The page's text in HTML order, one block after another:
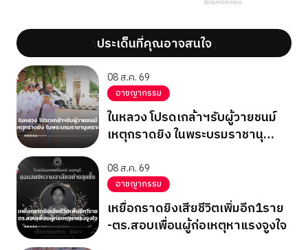
';ประเด็นที่คุณอาจสนใจ';
08 ส.ค. 69
อาชญากรรม
ในหลวง โปรดเกล้าฯรับผู้วายชนม์
เหตุกราดยิง ในพระบรมราชานุ
08 ส.ค. 69
อาชญากรรม
เหยื่อกราดยิงเสียชีวิตเพิ่มอีก1ราย
-ตร.สอบเพื่อนผู้ก่อเหตุหาแรงจูงใจ